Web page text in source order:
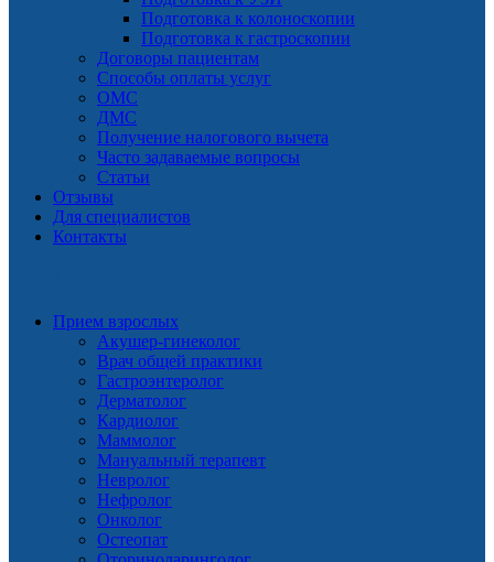
Подготовка к колоноскопии
Подготовка к гастроскопии
Договоры пациентам
Способы оплаты услуг
ОМС
ДМС
Получение налогового вычета
Часто задаваемые вопросы
Статьи
Отзывы
Для специалистов
Контакты
Прием взрослых
Акушер-гинеколог
Врач общей практики
Гастроэнтеролог
Дерматолог
Кардиолог
Маммолог
Мануальный терапевт
Невролог
Нефролог
Онколог
Остеопат